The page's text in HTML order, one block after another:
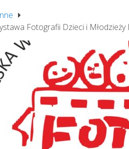
Fotografii Dzieci i Młodzieży